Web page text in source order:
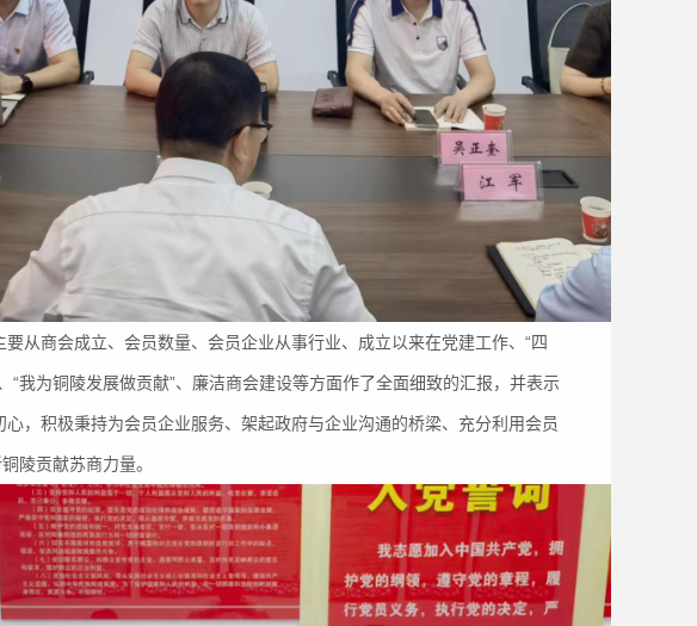
商会成立、会员数量、会员企业从事行业、成立以来在党建工作、“四
我为铜陵发展做贡献”、廉洁商会建设等方面作了全面细致的汇报，并表示
，积极秉持为会员企业服务、架起政府与企业沟通的桥梁、充分利用会员
陵贡献苏商力量。